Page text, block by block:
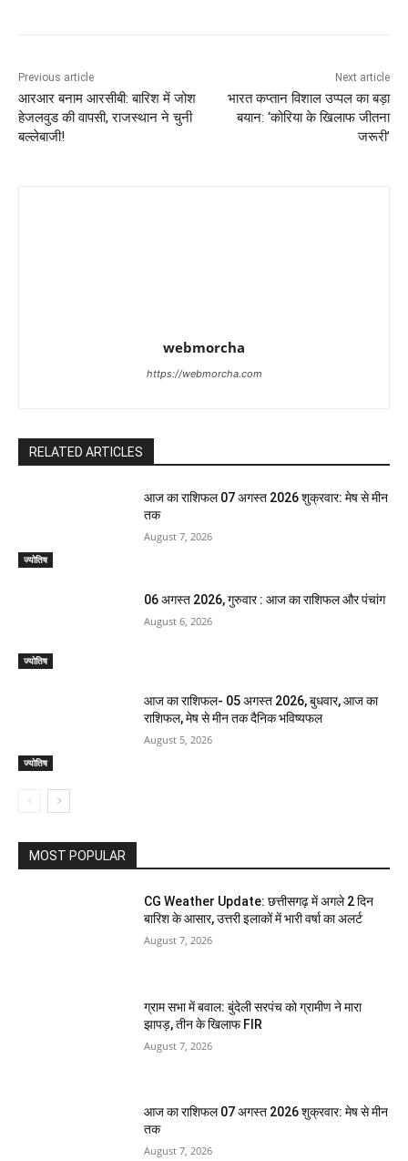
Previous article
आरआर बनाम आरसीबी: बारिश में जोश
हेजलवुड की वापसी, राजस्थान ने चुनी
बल्लेबाजी!
Next article
भारत कप्तान विशाल उप्पल का बड़ा
बयान: ‘कोरिया के खिलाफ जीतना
जरूरी’
webmorcha
https://webmorcha.com
RELATED ARTICLES
ज्योतिष
आज का राशिफल 07 अगस्त 2026 शुक्रवार: मेष से मीन
तक
August 7, 2026
ज्योतिष
06 अगस्त 2026, गुरुवार : आज का राशिफल और पंचांग
August 6, 2026
ज्योतिष
आज का राशिफल- 05 अगस्त 2026, बुधवार, आज का
राशिफल, मेष से मीन तक दैनिक भविष्यफल
August 5, 2026
MOST POPULAR
CG Weather Update: छत्तीसगढ़ में अगले 2 दिन
बारिश के आसार, उत्तरी इलाकों में भारी वर्षा का अलर्ट
August 7, 2026
ग्राम सभा में बवाल: बुंदेली सरपंच को ग्रामीण ने मारा
झापड़, तीन के खिलाफ FIR
August 7, 2026
आज का राशिफल 07 अगस्त 2026 शुक्रवार: मेष से मीन
तक
August 7, 2026